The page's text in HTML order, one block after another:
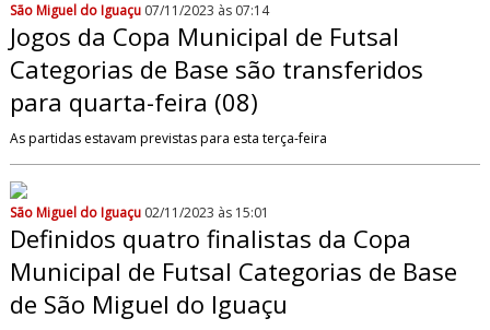
São Miguel do Iguaçu 07/11/2023 às 07:14
Jogos da Copa Municipal de Futsal
Categorias de Base são transferidos
para quarta-feira (08)
As partidas estavam previstas para esta terça-feira
São Miguel do Iguaçu 02/11/2023 às 15:01
Definidos quatro finalistas da Copa
Municipal de Futsal Categorias de Base
de São Miguel do Iguaçu